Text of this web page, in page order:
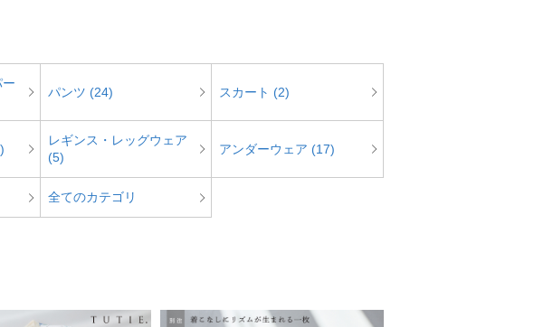
パンツ (24) スカート (2)
レギンス・レッグウェア
(5)
アンダーウェア (17)
全てのカテゴリ